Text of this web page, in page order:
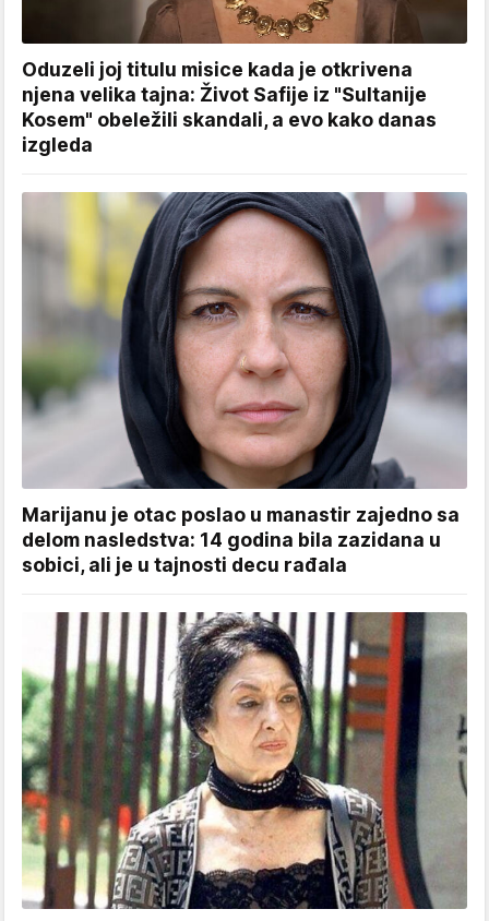
Oduzeli joj titulu misice kada je otkrivena
njena velika tajna: Život Safije iz "Sultanije
Kosem" obeležili skandali, a evo kako danas
izgleda
Marijanu je otac poslao u manastir zajedno sa
delom nasledstva: 14 godina bila zazidana u
sobici, ali je u tajnosti decu rađala